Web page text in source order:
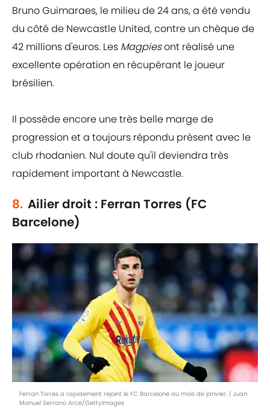
Bruno Guimaraes, le milieu de 24 ans, a été vendu
du côté de Newcastle United, contre un chèque de
42 millions d'euros. Les Magpiesont réalisé une
excellente opération en récupérant le joueur
brésilien.
Il possède encore une très belle marge de
progression et a toujours répondu présent avec le
club rhodanien. Nul doute qu'il deviendra très
rapidement important à Newcastle.
8. Ailier droit : Ferran Torres (FC
Barcelone)
Ferran Torres a rapidement rejoint le FC Barcelone au mois de janvier. | Juan
Manuel Serrano Arce/GettyImages